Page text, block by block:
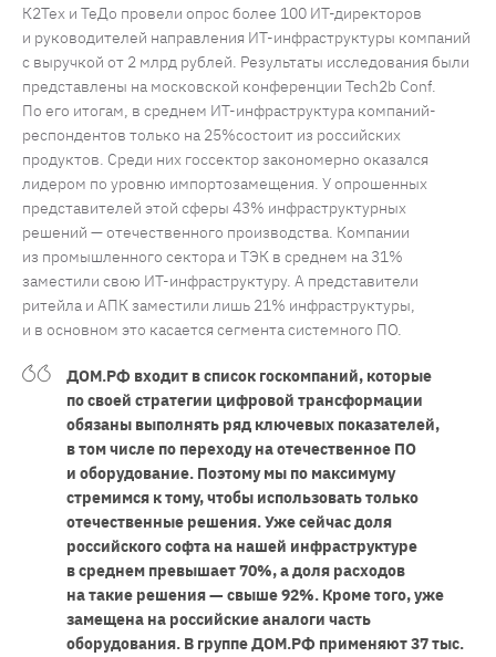
К2Тех и ТеДо провели опрос более 100 ИТ-директоров
и руководителей направления ИТ-инфраструктуры компаний
с выручкой от 2 млрд рублей. Результаты исследования были
представлены на московской конференции Tech2b Conf.
По его итогам, в среднем ИТ-инфраструктура компаний-
респондентов только на 25%состоит из российских
продуктов. Среди них госсектор закономерно оказался
лидером по уровню импортозамещения. У опрошенных
представителей этой сферы 43% инфраструктурных
решений — отечественного производства. Компании
из промышленного сектора и ТЭК в среднем на 31%
заместили свою ИТ-инфраструктуру. А представители
ритейла и АПК заместили лишь 21% инфраструктуры,
и в основном это касается сегмента системного ПО.
ДОМ.РФ входит в список госкомпаний, которые
по своей стратегии цифровой трансформации
обязаны выполнять ряд ключевых показателей,
в том числе по переходу на отечественное ПО
и оборудование. Поэтому мы по максимуму
стремимся к тому, чтобы использовать только
отечественные решения. Уже сейчас доля
российского софта на нашей инфраструктуре
в среднем превышает 70%, а доля расходов
на такие решения — свыше 92%. Кроме того, уже
замещена на российские аналоги часть
оборудования. В группе ДОМ.РФ применяют 37 тыс.